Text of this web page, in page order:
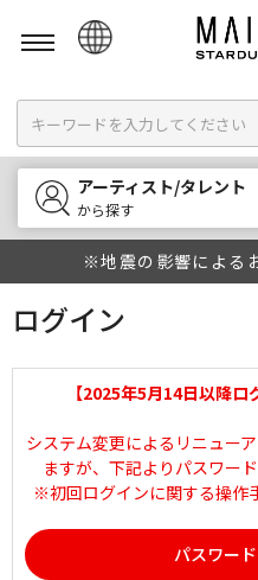
English
한국어
中文
アーティスト/タレント
から探す
※地震の影響による
ログイン
【2025年5月14日以降ロ
システム変更によるリニュー
ますが、下記よりパスワー
※初回ログインに関する操作
パスワー